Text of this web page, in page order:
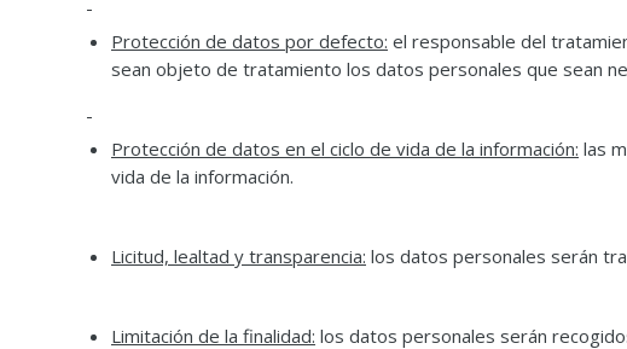
Protección de datos por defecto: el responsable del
sean objeto de tratamiento los datos personales que sean
Protección de datos en el ciclo de vida de la información: las
vida de la información.
Licitud, lealtad y transparencia: los datos personales serán
Limitación de la finalidad: los datos personales serán